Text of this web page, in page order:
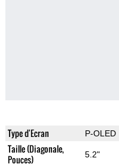
Type d'Ecran P-OLED
Taille (Diagonale,
Pouces)
5.2"